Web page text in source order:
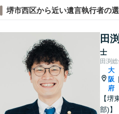
堺市西区から近い遺言執行者の
田
士
田渕
大
阪
府
【
部)】